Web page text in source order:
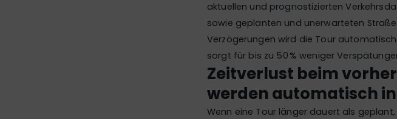
aktuellen und prognostizierten
sowie geplanten und unerwarteten
Verzögerungen wird die Tour
sorgt für bis zu 50 % weniger
Zeitverlust beim
werden automatisch
Wenn eine Tour länger dauert als